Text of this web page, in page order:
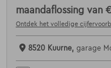
maandaflossing van
Ontdek het volledige
8520 Kuurne, garage